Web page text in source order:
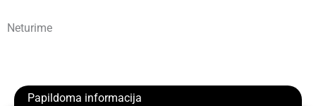
Neturime
Papildoma informacija